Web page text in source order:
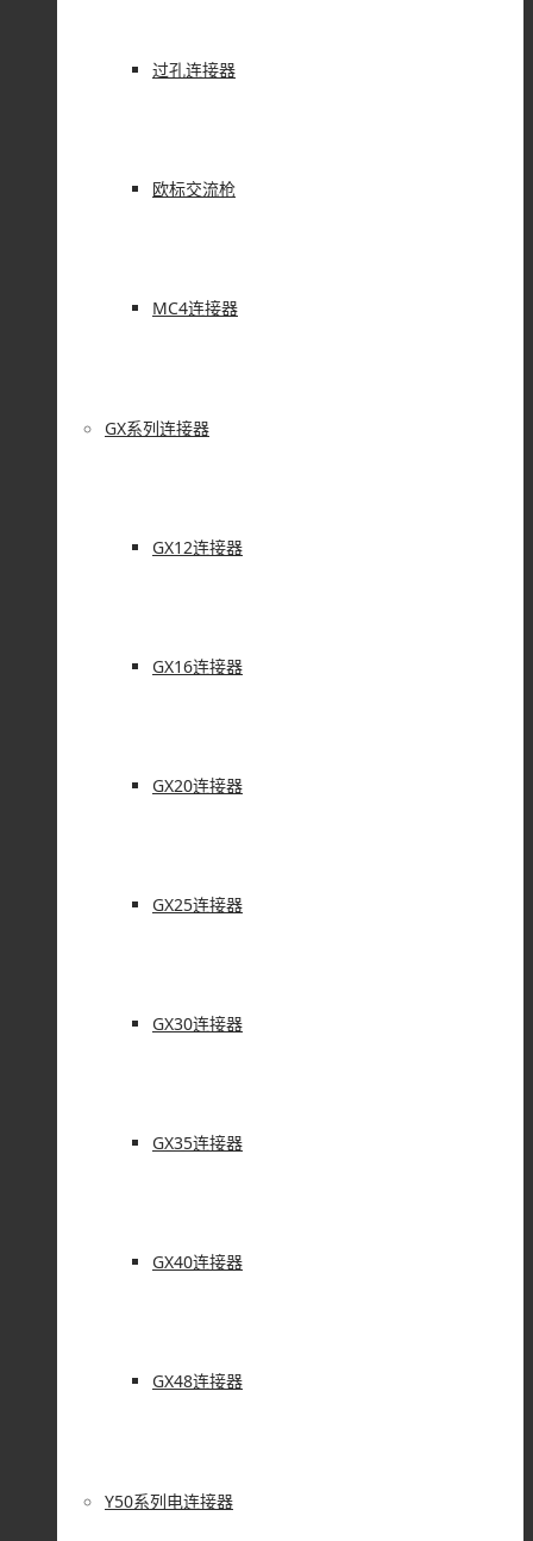
过孔连接器
欧标交流枪
MC4连接器
GX系列连接器
GX12连接器
GX16连接器
GX20连接器
GX25连接器
GX30连接器
GX35连接器
GX40连接器
GX48连接器
Y50系列电连接器